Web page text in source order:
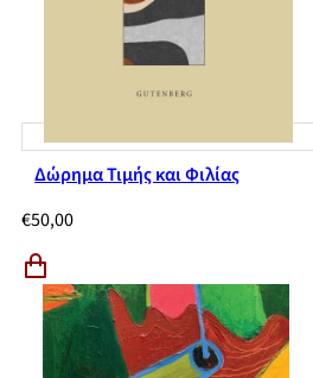
Δώρημα Τιμής και Φιλίας
€50,00